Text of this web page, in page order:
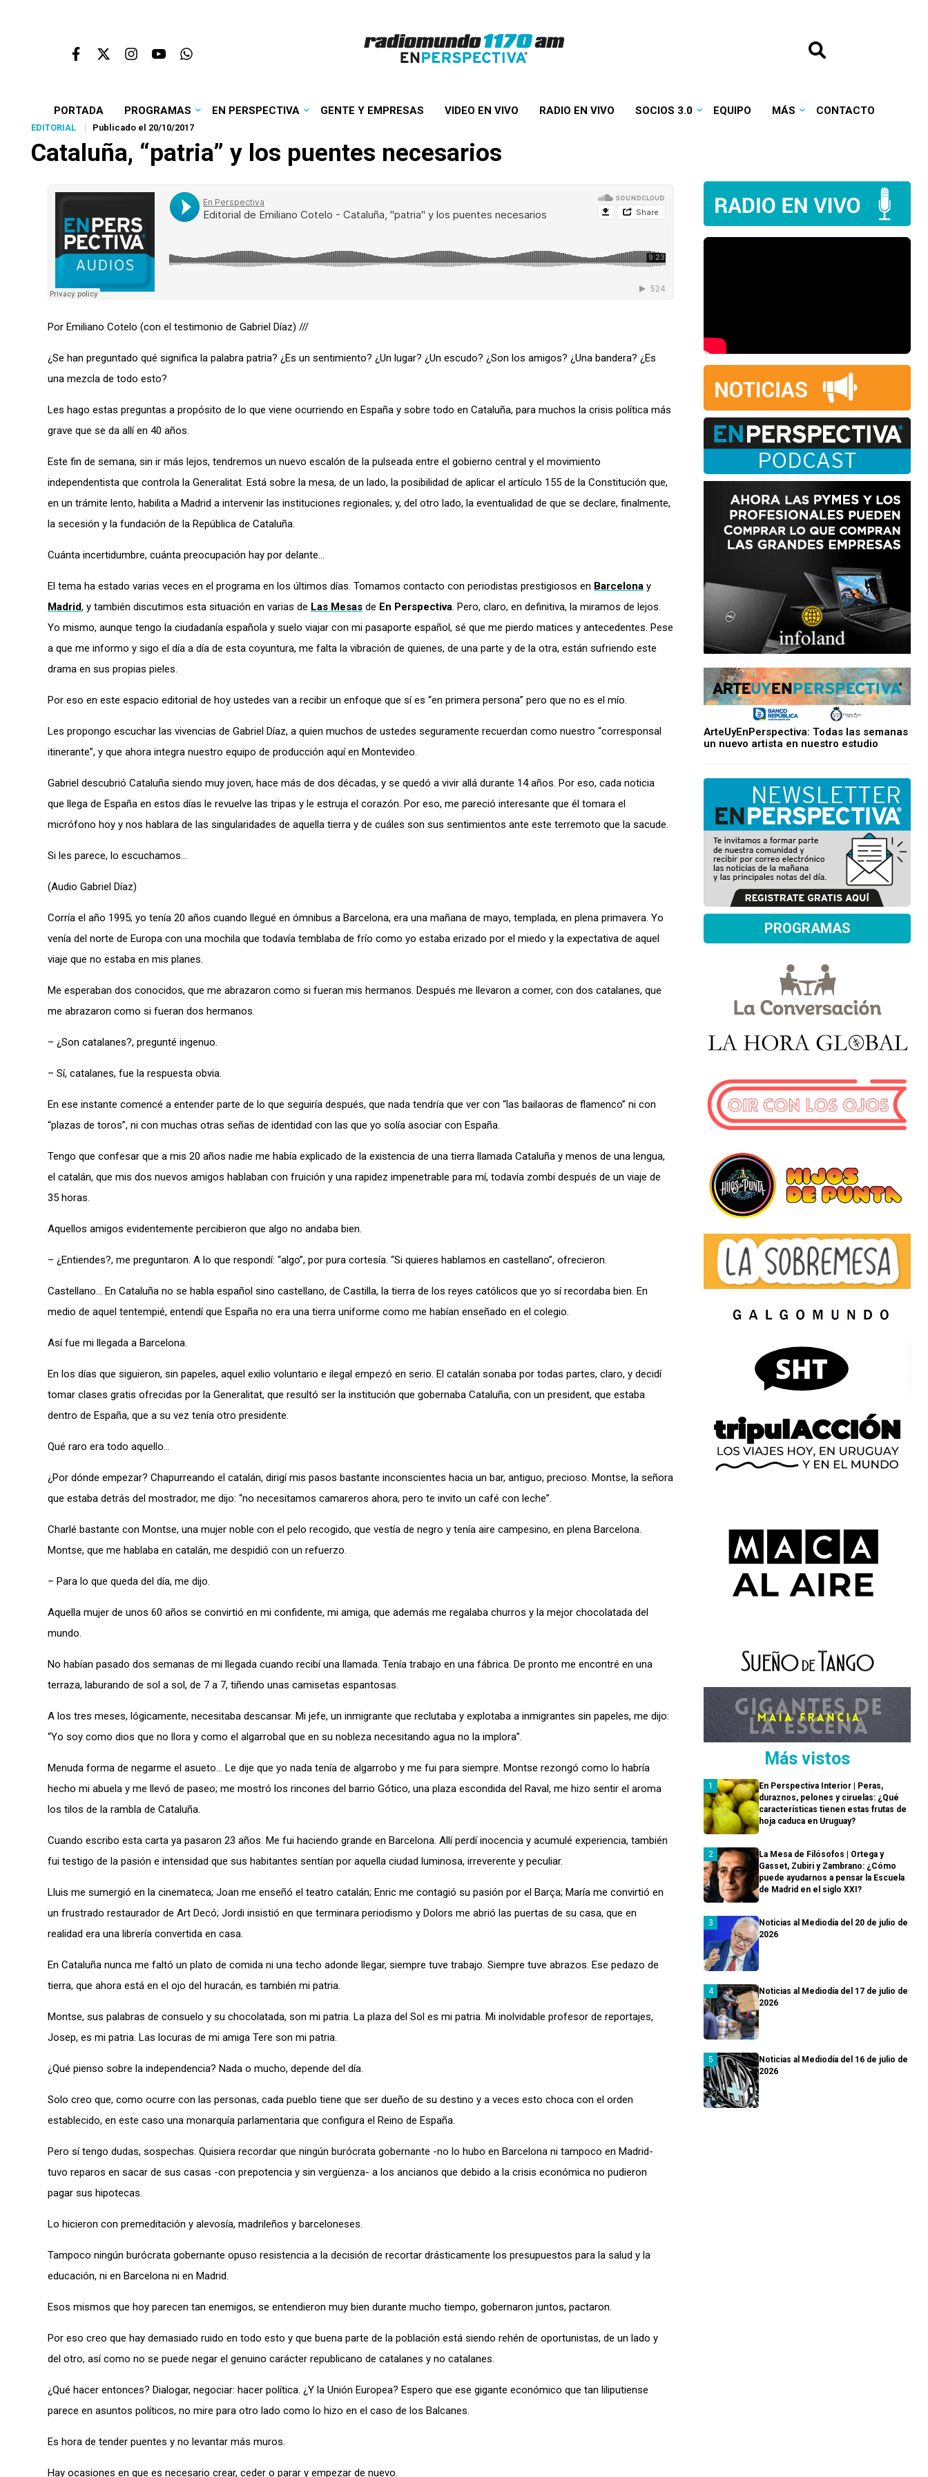
PORTADA PROGRAMAS EN PERSPECTIVA GENTE Y EMPRESAS VIDEO EN VIVO RADIO EN VIVO SOCIOS 3.0 EQUIPO MÁS CONTACTO
EDITORIAL Publicado el 20/10/2017
Cataluña, “patria” y los puentes necesarios
Por Emiliano Cotelo (con el testimonio de Gabriel Díaz) ///
¿Se han preguntado qué significa la palabra patria? ¿Es un sentimiento? ¿Un lugar? ¿Un escudo? ¿Son los amigos? ¿Una bandera? ¿Es
una mezcla de todo esto?
Les hago estas preguntas a propósito de lo que viene ocurriendo en España y sobre todo en Cataluña, para muchos la crisis política más
grave que se da allí en 40 años.
Este fin de semana, sin ir más lejos, tendremos un nuevo escalón de la pulseada entre el gobierno central y el movimiento
independentista que controla la Generalitat. Está sobre la mesa, de un lado, la posibilidad de aplicar el artículo 155 de la Constitución que,
en un trámite lento, habilita a Madrid a intervenir las instituciones regionales; y, del otro lado, la eventualidad de que se declare, finalmente,
la secesión y la fundación de la República de Cataluña.
Cuánta incertidumbre, cuánta preocupación hay por delante…
El tema ha estado varias veces en el programa en los últimos días. Tomamos contacto con periodistas prestigiosos en Barcelona y
Madrid, y también discutimos esta situación en varias de Las Mesas de En Perspectiva. Pero, claro, en definitiva, la miramos de lejos.
Yo mismo, aunque tengo la ciudadanía española y suelo viajar con mi pasaporte español, sé que me pierdo matices y antecedentes. Pese
a que me informo y sigo el día a día de esta coyuntura, me falta la vibración de quienes, de una parte y de la otra, están sufriendo este
drama en sus propias pieles.
Por eso en este espacio editorial de hoy ustedes van a recibir un enfoque que sí es “en primera persona” pero que no es el mío.
Les propongo escuchar las vivencias de Gabriel Díaz, a quien muchos de ustedes seguramente recuerdan como nuestro “corresponsal
itinerante”, y que ahora integra nuestro equipo de producción aquí en Montevideo.
Gabriel descubrió Cataluña siendo muy joven, hace más de dos décadas, y se quedó a vivir allá durante 14 años. Por eso, cada noticia
que llega de España en estos días le revuelve las tripas y le estruja el corazón. Por eso, me pareció interesante que él tomara el
micrófono hoy y nos hablara de las singularidades de aquella tierra y de cuáles son sus sentimientos ante este terremoto que la sacude.
Si les parece, lo escuchamos…
(Audio Gabriel Díaz)
Corría el año 1995; yo tenía 20 años cuando llegué en ómnibus a Barcelona, era una mañana de mayo, templada, en plena primavera. Yo
venía del norte de Europa con una mochila que todavía temblaba de frío como yo estaba erizado por el miedo y la expectativa de aquel
viaje que no estaba en mis planes.
Me esperaban dos conocidos, que me abrazaron como si fueran mis hermanos. Después me llevaron a comer, con dos catalanes, que
me abrazaron como si fueran dos hermanos.
– ¿Son catalanes?, pregunté ingenuo.
– Sí, catalanes, fue la respuesta obvia.
En ese instante comencé a entender parte de lo que seguiría después, que nada tendría que ver con “las bailaoras de flamenco” ni con
“plazas de toros”, ni con muchas otras señas de identidad con las que yo solía asociar con España.
Tengo que confesar que a mis 20 años nadie me había explicado de la existencia de una tierra llamada Cataluña y menos de una lengua,
el catalán, que mis dos nuevos amigos hablaban con fruición y una rapidez impenetrable para mí, todavía zombi después de un viaje de
35 horas.
Aquellos amigos evidentemente percibieron que algo no andaba bien.
– ¿Entiendes?, me preguntaron. A lo que respondí: “algo”, por pura cortesía. “Si quieres hablamos en castellano”, ofrecieron.
Castellano… En Cataluña no se habla español sino castellano, de Castilla, la tierra de los reyes católicos que yo sí recordaba bien. En
medio de aquel tentempié, entendí que España no era una tierra uniforme como me habían enseñado en el colegio.
Así fue mi llegada a Barcelona.
En los días que siguieron, sin papeles, aquel exilio voluntario e ilegal empezó en serio. El catalán sonaba por todas partes, claro, y decidí
tomar clases gratis ofrecidas por la Generalitat, que resultó ser la institución que gobernaba Cataluña, con un president, que estaba
dentro de España, que a su vez tenía otro presidente.
Qué raro era todo aquello…
¿Por dónde empezar? Chapurreando el catalán, dirigí mis pasos bastante inconscientes hacia un bar, antiguo, precioso. Montse, la señora
que estaba detrás del mostrador, me dijo: “no necesitamos camareros ahora, pero te invito un café con leche”.
Charlé bastante con Montse, una mujer noble con el pelo recogido, que vestía de negro y tenía aire campesino, en plena Barcelona.
Montse, que me hablaba en catalán, me despidió con un refuerzo.
– Para lo que queda del día, me dijo.
Aquella mujer de unos 60 años se convirtió en mi confidente, mi amiga, que además me regalaba churros y la mejor chocolatada del
mundo.
No habían pasado dos semanas de mi llegada cuando recibí una llamada. Tenía trabajo en una fábrica. De pronto me encontré en una
terraza, laburando de sol a sol, de 7 a 7, tiñendo unas camisetas espantosas.
A los tres meses, lógicamente, necesitaba descansar. Mi jefe, un inmigrante que reclutaba y explotaba a inmigrantes sin papeles, me dijo:
“Yo soy como dios que no llora y como el algarrobal que en su nobleza necesitando agua no la implora”.
Menuda forma de negarme el asueto… Le dije que yo nada tenía de algarrobo y me fui para siempre. Montse rezongó como lo habría
hecho mi abuela y me llevó de paseo; me mostró los rincones del barrio Gótico, una plaza escondida del Raval, me hizo sentir el aroma
los tilos de la rambla de Cataluña.
Cuando escribo esta carta ya pasaron 23 años. Me fui haciendo grande en Barcelona. Allí perdí inocencia y acumulé experiencia, también
fui testigo de la pasión e intensidad que sus habitantes sentían por aquella ciudad luminosa, irreverente y peculiar.
Lluis me sumergió en la cinemateca; Joan me enseñó el teatro catalán; Enric me contagió su pasión por el Barça; María me convirtió en
un frustrado restaurador de Art Decó; Jordi insistió en que terminara periodismo y Dolors me abrió las puertas de su casa, que en
realidad era una librería convertida en casa.
En Cataluña nunca me faltó un plato de comida ni una techo adonde llegar, siempre tuve trabajo. Siempre tuve abrazos. Ese pedazo de
tierra, que ahora está en el ojo del huracán, es también mi patria.
Montse, sus palabras de consuelo y su chocolatada, son mi patria. La plaza del Sol es mi patria. Mi inolvidable profesor de reportajes,
Josep, es mi patria. Las locuras de mi amiga Tere son mi patria.
¿Qué pienso sobre la independencia? Nada o mucho, depende del día.
Solo creo que, como ocurre con las personas, cada pueblo tiene que ser dueño de su destino y a veces esto choca con el orden
establecido, en este caso una monarquía parlamentaria que configura el Reino de España.
Pero sí tengo dudas, sospechas. Quisiera recordar que ningún burócrata gobernante -no lo hubo en Barcelona ni tampoco en Madrid-
tuvo reparos en sacar de sus casas -con prepotencia y sin vergüenza- a los ancianos que debido a la crisis económica no pudieron
pagar sus hipotecas.
Lo hicieron con premeditación y alevosía, madrileños y barceloneses.
Tampoco ningún burócrata gobernante opuso resistencia a la decisión de recortar drásticamente los presupuestos para la salud y la
educación, ni en Barcelona ni en Madrid.
Esos mismos que hoy parecen tan enemigos, se entendieron muy bien durante mucho tiempo, gobernaron juntos, pactaron.
Por eso creo que hay demasiado ruido en todo esto y que buena parte de la población está siendo rehén de oportunistas, de un lado y
del otro, así como no se puede negar el genuino carácter republicano de catalanes y no catalanes.
¿Qué hacer entonces? Dialogar, negociar: hacer política. ¿Y la Unión Europea? Espero que ese gigante económico que tan liliputiense
parece en asuntos políticos, no mire para otro lado como lo hizo en el caso de los Balcanes.
Es hora de tender puentes y no levantar más muros.
Hay ocasiones en que es necesario crear, ceder o parar y empezar de nuevo.
ArteUyEnPerspectiva: Todas las semanas
un nuevo artista en nuestro estudio
PROGRAMAS
Más vistos
En Perspectiva Interior | Peras,
duraznos, pelones y ciruelas: ¿Qué
características tienen estas frutas de
hoja caduca en Uruguay?
La Mesa de Filósofos | Ortega y
Gasset, Zubiri y Zambrano: ¿Cómo
puede ayudarnos a pensar la Escuela
de Madrid en el siglo XXI?
Noticias al Mediodía del 20 de julio de
2026
Noticias al Mediodía del 17 de julio de
2026
Noticias al Mediodía del 16 de julio de
2026